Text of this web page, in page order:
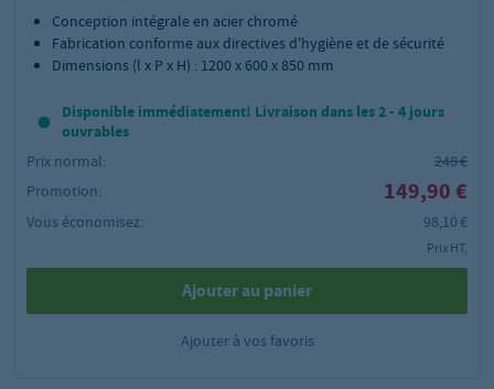
Conception intégrale en acier chromé
Fabrication conforme aux directives d'hygiène et de sécurité
Dimensions (l x P x H) : 1200 x 600 x 850 mm
Disponible immédiatement! Livraison dans les 2 - 4 jours
ouvrables
Prix normal:
248 €
Promotion:
149,90 €
Vous économisez: 98,10 €
Prix HT,
Ajouter au panier
Ajouter à vos favoris